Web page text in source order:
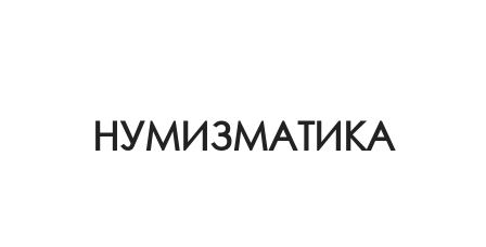
НУМИЗМАТИКА